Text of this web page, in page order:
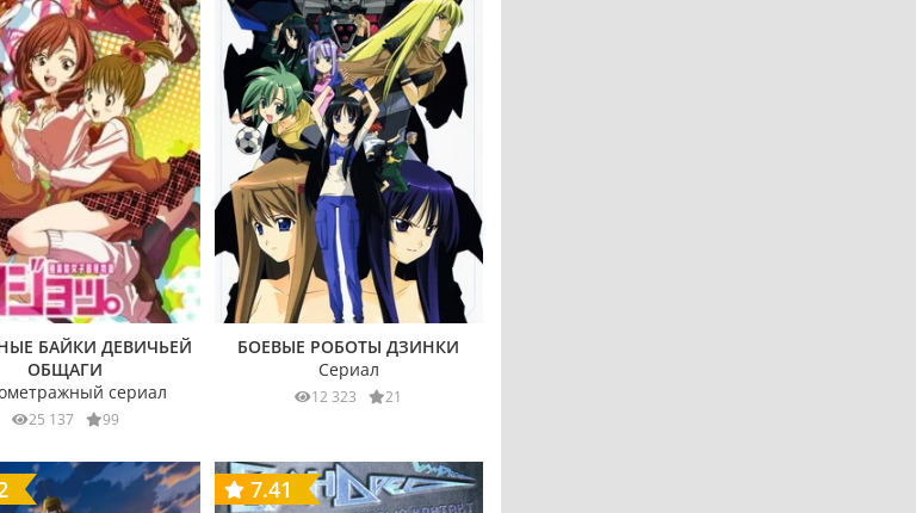
БАЙКИ ДЕВИЧЬЕЙ
ОБЩАГИ
сериал
25 137 99
БОЕВЫЕ РОБОТЫ ДЗИНКИ
Сериал
12 323 21
7.41